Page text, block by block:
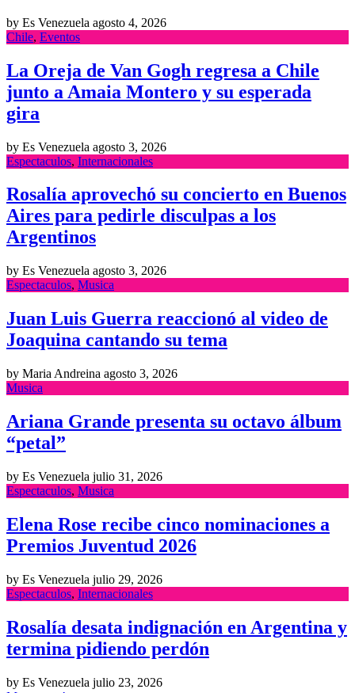
by Es Venezuela agosto 4, 2026
Chile, Eventos
La Oreja de Van Gogh regresa a Chile
junto a Amaia Montero y su esperada
gira
by Es Venezuela agosto 3, 2026
Espectaculos, Internacionales
Rosalía aprovechó su concierto en Buenos
Aires para pedirle disculpas a los
Argentinos
by Es Venezuela agosto 3, 2026
Espectaculos, Musica
Juan Luis Guerra reaccionó al video de
Joaquina cantando su tema
by Maria Andreina agosto 3, 2026
Musica
Ariana Grande presenta su octavo álbum
“petal”
by Es Venezuela julio 31, 2026
Espectaculos, Musica
Elena Rose recibe cinco nominaciones a
Premios Juventud 2026
by Es Venezuela julio 29, 2026
Espectaculos, Internacionales
Rosalía desata indignación en Argentina y
termina pidiendo perdón
by Es Venezuela julio 23, 2026